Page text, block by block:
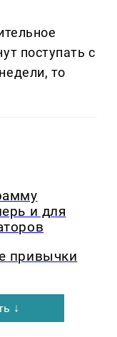
поступать с
то
и для
привычки
↓